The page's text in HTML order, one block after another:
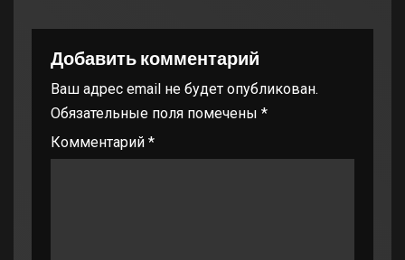
Добавить комментарий
Ваш адрес email не будет опубликован.
Обязательные поля помечены *
Комментарий *